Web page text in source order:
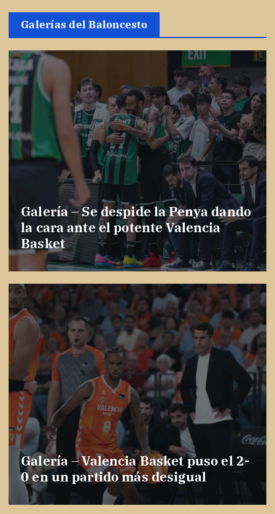
Galerías del Baloncesto
Galería – Se despide la Penya dando
la cara ante el potente Valencia
Basket
Galería – Valencia Basket puso el 2-
0 en un partido más desigual